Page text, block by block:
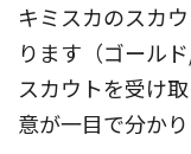
キミスカのスカ
ります（ゴール
スカウトを受け
意が一目で分かり